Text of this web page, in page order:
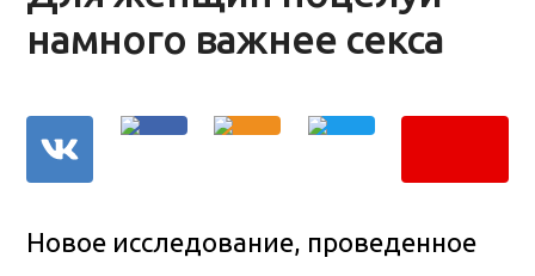
намного важнее секса
Новое исследование, проведенное